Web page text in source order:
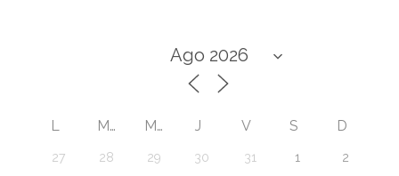
L M M J V S D
27 28 29 30 31 1 2